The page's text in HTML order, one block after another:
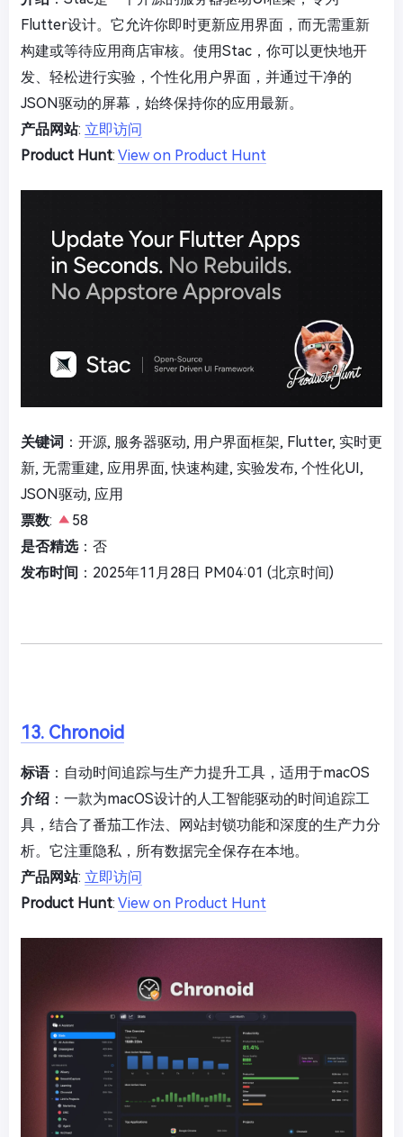
Flutter设计。它允许你即时更新应用界面，而无需重新
构建或等待应用商店审核。使用Stac，你可以更快地开
发、轻松进行实验，个性化用户界面，并通过干净的
JSON驱动的屏幕，始终保持你的应用最新。
产品网站: 立即访问
Product Hunt: View on Product Hunt
关键词 ：开源, 服务器驱动, 用户界面框架, Flutter, 实时更
新, 无需重建, 应用界面, 快速构建, 实验发布, 个性化UI,
JSON驱动, 应用
票数:
58
是否精选：否
发布时间 ：2025年11月28日 PM04:01 (北京时间)
13. Chronoid
标语：自动时间追踪与生产力提升工具，适用于macOS
介绍 ：一款为macOS设计的人工智能驱动的时间追踪工
具，结合了番茄工作法、网站封锁功能和深度的生产力分
析。它注重隐私，所有数据完全保存在本地。
产品网站: 立即访问
Product Hunt: View on Product Hunt